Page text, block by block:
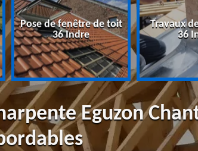
Pose de fenêtre de toit
36 Indre
Travaux
36
Eguzon